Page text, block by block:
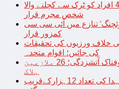
کینیڈا؛ پاکستانی خاندان کے 4 افراد کو ٹرک سے کچلنے والا
شخص مجرم قرار
تنازع میں آئی سی سی
کمزور قرار
خلاف ورزیوں کی تحقیقات
کی جائیں؛ اقوام متحدہ
چین میں دفتری عمارت میں خوفناک آتشزدگی؛ 26 ملازمین
ہلاک
غزہ پر اسرائیلی حملےجاری ،شہدا کی تعداد 12ہزارکےقریب